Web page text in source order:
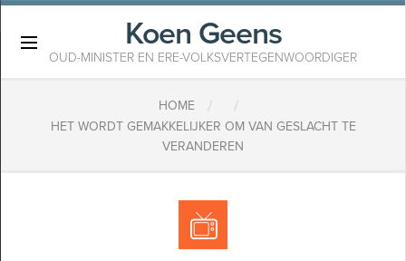
Koen Geens
OUD-MINISTER EN ERE-VOLKSVERTEGENWOORDIGER
HOME / /
HET WORDT GEMAKKELIJKER OM VAN GESLACHT TE
VERANDEREN